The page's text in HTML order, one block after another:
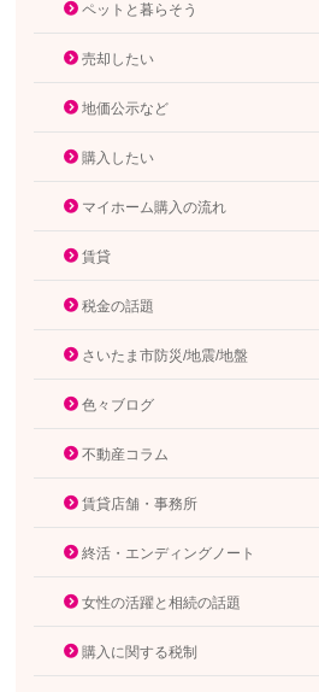
ペットと暮らそう
売却したい
地価公示など
購入したい
マイホーム購入の流れ
賃貸
税金の話題
さいたま市防災/地震/地盤
色々ブログ
不動産コラム
賃貸店舗・事務所
終活・エンディングノート
女性の活躍と相続の話題
購入に関する税制